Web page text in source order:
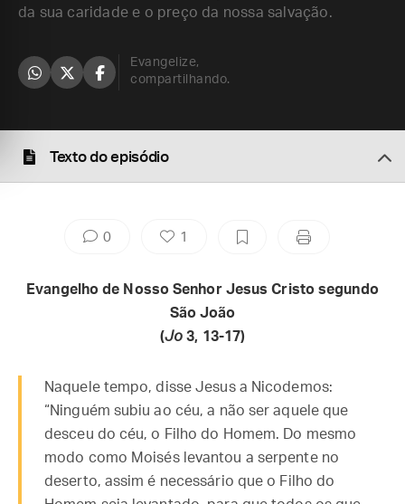
da sua caridade e o preço da nossa salvação.
Evangelize,
compartilhando.
Texto do episódio
0 1
Evangelho de Nosso Senhor Jesus Cristo segundo
São João
(Jo3, 13-17)
Naquele tempo, disse Jesus a Nicodemos:
“Ninguém subiu ao céu, a não ser aquele que
desceu do céu, o Filho do Homem. Do mesmo
modo como Moisés levantou a serpente no
deserto, assim é necessário que o Filho do